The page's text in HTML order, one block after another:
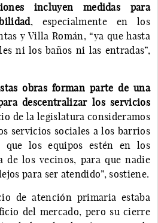
incluyen medidas para
, especialmente en los
y Villa Román, “ya que hasta
ni los baños ni las entradas”,
obras forman parte de una
descentralizar los servicios
de la legislatura consideramos
servicios sociales a los barrios
que los equipos estén en los
de los vecinos, para que nadie
para ser atendido”, sostiene.
de atención primaria estaba
del mercado, pero su cierre